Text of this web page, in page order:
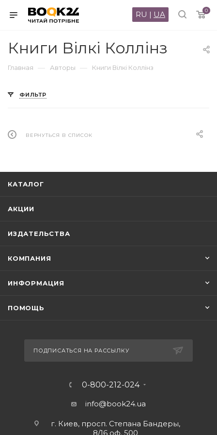
0
RU | UA
Книги Вілкі Коллінз
Главная — Авторы — Книги Вілкі Коллінз
ФИЛЬТР
ВЕРНУТЬСЯ В СПИСОК
КАТАЛОГ
АКЦИИ
ИЗДАТЕЛЬСТВА
КОМПАНИЯ
ИНФОРМАЦИЯ
ПОМОЩЬ
ПОДПИСАТЬСЯ НА РАССЫЛКУ
0-800-212-024
info@book24.ua
г. Киев, просп. Степана Бандеры,
8/16 оф. 500